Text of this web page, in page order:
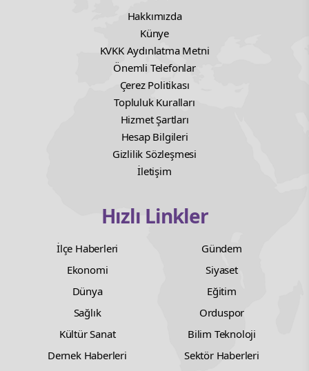
Hakkımızda
Künye
KVKK Aydınlatma Metni
Önemli Telefonlar
Çerez Politikası
Topluluk Kuralları
Hizmet Şartları
Hesap Bilgileri
Gizlilik Sözleşmesi
İletişim
Hızlı Linkler
İlçe Haberleri
Gündem
Ekonomi
Siyaset
Dünya
Eğitim
Sağlık
Orduspor
Kültür Sanat
Bilim Teknoloji
Dernek Haberleri
Sektör Haberleri